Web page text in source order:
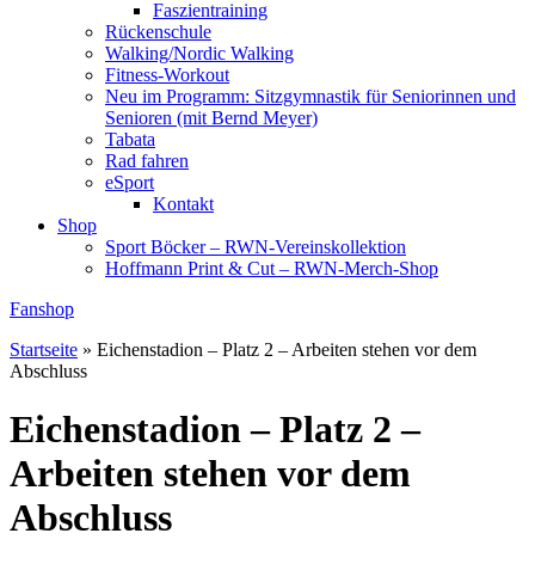
Faszientraining
Rückenschule
Walking/Nordic Walking
Fitness-Workout
Neu im Programm: Sitzgymnastik für Seniorinnen und
Senioren (mit Bernd Meyer)
Tabata
Rad fahren
eSport
Kontakt
Shop
Sport Böcker – RWN-Vereinskollektion
Hoffmann Print & Cut – RWN-Merch-Shop
Fanshop
Startseite » Eichenstadion – Platz 2 – Arbeiten stehen vor dem
Abschluss
Eichenstadion – Platz 2 –
Arbeiten stehen vor dem
Abschluss